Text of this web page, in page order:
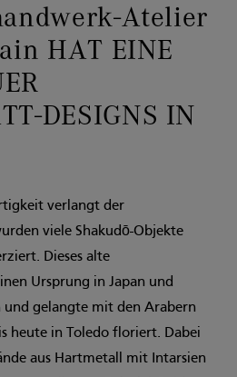
Atelier
HAT EINE
DESIGNS IN
verlangt der
viele Shakudō-Objekte
Dieses alte
Ursprung in Japan und
und gelangte mit den Arabern
heute in Toledo floriert. Dabei
aus Hartmetall mit Intarsien